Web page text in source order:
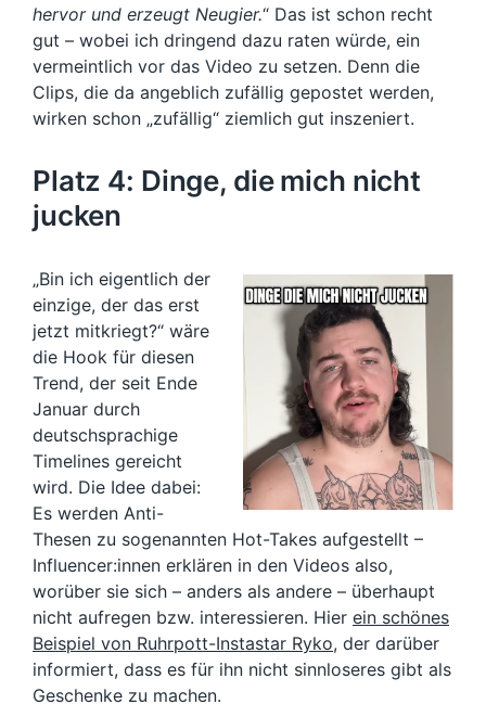
hervor und erzeugt Neugier.“ Das ist schon recht
gut – wobei ich dringend dazu raten würde, ein
vermeintlich vor das Video zu setzen. Denn die
Clips, die da angeblich zufällig gepostet werden,
wirken schon „zufällig“ ziemlich gut inszeniert.
Platz 4: Dinge, die mich nicht
jucken
„Bin ich eigentlich der
einzige, der das erst
jetzt mitkriegt?“ wäre
die Hook für diesen
Trend, der seit Ende
Januar durch
deutschsprachige
Timelines gereicht
wird. Die Idee dabei:
Es werden Anti-
Thesen zu sogenannten Hot-Takes aufgestellt –
Influencer:innen erklären in den Videos also,
worüber sie sich – anders als andere – überhaupt
nicht aufregen bzw. interessieren. Hier ein schönes
Beispiel von Ruhrpott-Instastar Ryko, der darüber
informiert, dass es für ihn nicht sinnloseres gibt als
Geschenke zu machen.